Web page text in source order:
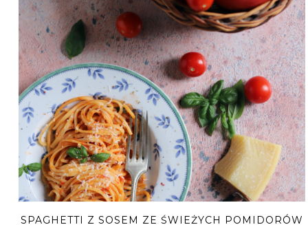
SPAGHETTI Z SOSEM ZE ŚWIEŻYCH POMIDORÓW